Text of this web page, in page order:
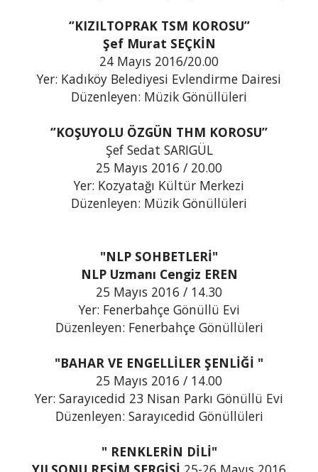
‘’KIZILTOPRAK TSM KOROSU’’
Şef Murat SEÇKİN
24 Mayıs 2016/20.00
Yer: Kadıköy Belediyesi Evlendirme Dairesi
Düzenleyen: Müzik Gönüllüleri
‘’KOŞUYOLU ÖZGÜN THM KOROSU’’
Şef Sedat SARIGÜL
25 Mayıs 2016 / 20.00
Yer: Kozyatağı Kültür Merkezi
Düzenleyen: Müzik Gönüllüleri
"NLP SOHBETLERİ"
NLP Uzmanı Cengiz EREN
25 Mayıs 2016 / 14.30
Yer: Fenerbahçe Gönüllü Evi
Düzenleyen: Fenerbahçe Gönüllüleri
"BAHAR VE ENGELLİLER ŞENLİĞİ "
25 Mayıs 2016 / 14.00
Yer: Sarayıcedid 23 Nisan Parkı Gönüllü Evi
Düzenleyen: Sarayıcedid Gönüllüleri
" RENKLERİN DİLİ"